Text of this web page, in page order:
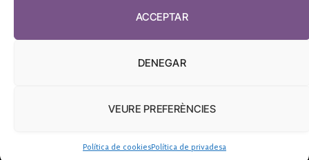
ACCEPTAR
DENEGAR
VEURE PREFERÈNCIES
Política de cookiesPolítica de privadesa